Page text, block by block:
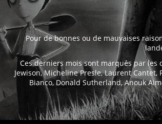
Pour de bonnes ou de mauvaises
Ces derniers mois sont marqués par les
Jewison, Micheline Presle, Laurent
Bianco, Donald Sutherland, Anouk